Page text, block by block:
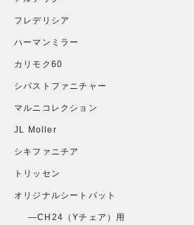
フレデリシア
ハーマンミラー
カリモク60
シバストファニチャー
マルニコレクション
JL Moller
シキファニチア
トリッセン
オリジナルシートパット
CH24（Yチェア）用